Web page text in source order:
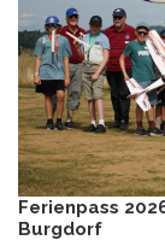
Ferienpass
Burgdorf